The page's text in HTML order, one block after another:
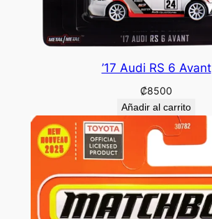
’17 Audi RS 6 Avant
₡8500
Añadir al carrito